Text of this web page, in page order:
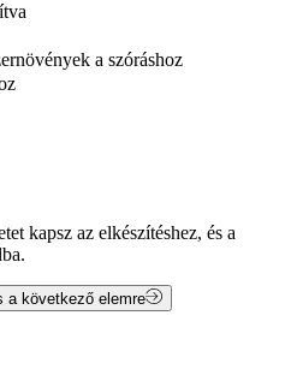
a szóráshoz
kapsz az elkészítéshez, és a
a következő elemre